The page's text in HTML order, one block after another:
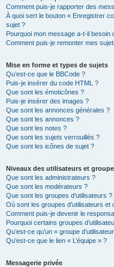
Comment puis-je rapporter des
À quoi sert le bouton « Enregistrer
sujet ?
Pourquoi mon message a-t-il besoin
Comment puis-je remonter mes
Mise en forme et types de sujets
Qu’est-ce que le BBCode ?
Puis-je insérer du code HTML ?
Que sont les émoticônes ?
Puis-je insérer des images ?
Que sont les annonces générales ?
Que sont les annonces ?
Que sont les notes ?
Que sont les sujets verrouillés ?
Que sont les icônes de sujet ?
Niveaux des utilisateurs et
Que sont les administrateurs ?
Que sont les modérateurs ?
Que sont les groupes d’utilisateurs ?
Où sont les groupes d’utilisateurs
Comment puis-je devenir le
Pourquoi certains groupes
Qu’est-ce qu’un « groupe
Qu’est-ce que le lien « L’équipe » ?
Messagerie privée